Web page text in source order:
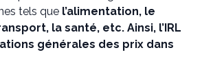
tels que l’alimentation, le
la santé, etc. Ainsi, l’IRL
générales des prix dans